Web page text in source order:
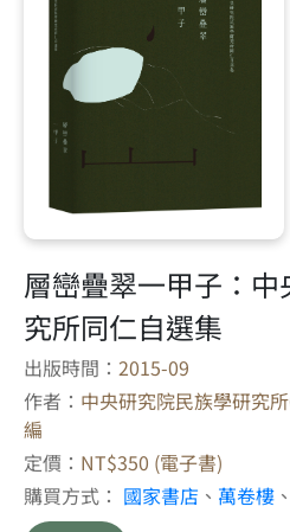
層巒疊翠一甲子：
究所同仁自選集
出版時間： 2015-09
作者： 中央研究院民族學研究
編
定價： NT$350 (電子書)
購買方式： 國家書店 、 萬卷樓 、